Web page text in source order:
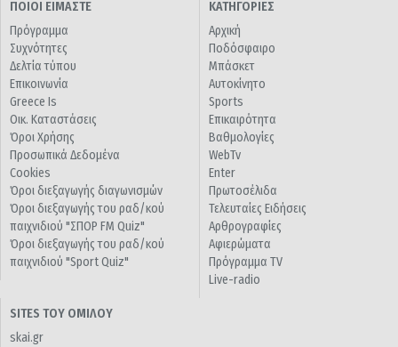
ΠΟΙΟΙ ΕΙΜΑΣΤΕ
Πρόγραμμα
Συχνότητες
Δελτία τύπου
Επικοινωνία
Greece Is
Οικ. Καταστάσεις
Όροι Χρήσης
Προσωπικά Δεδομένα
Cookies
Όροι διεξαγωγής διαγωνισμών
Όροι διεξαγωγής του ραδ/κού
παιχνιδιού "ΣΠΟΡ FM Quiz"
Όροι διεξαγωγής του ραδ/κού
παιχνιδιού "Sport Quiz"
ΚΑΤΗΓΟΡΙΕΣ
Αρχική
Ποδόσφαιρο
Μπάσκετ
Αυτοκίνητο
Sports
Επικαιρότητα
Βαθμολογίες
WebTv
Enter
Πρωτοσέλιδα
Τελευταίες Ειδήσεις
Αρθρογραφίες
Αφιερώματα
Πρόγραμμα TV
Live-radio
SITES ΤΟΥ ΟΜΙΛΟΥ
skai.gr